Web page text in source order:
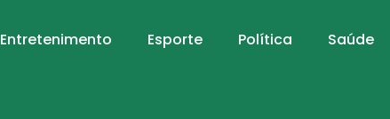
Entretenimento Esporte Política Saúde